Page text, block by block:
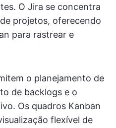
O Jira se concentra
projetos, oferecendo
para rastrear e
o planejamento de
de backlogs e o
Os quadros Kanban
flexível de